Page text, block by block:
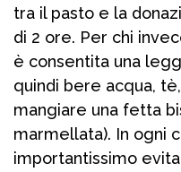
tra il pasto e la
di 2 ore. Per chi
è consentita una
quindi bere acqua,
mangiare una fetta
marmellata). In ogni
importantissimo